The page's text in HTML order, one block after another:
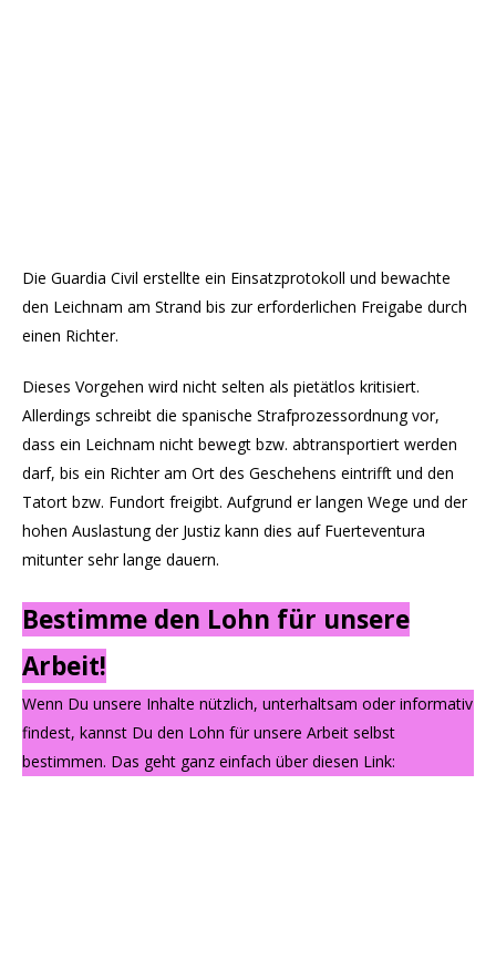
Die Guardia Civil erstellte ein Einsatzprotokoll und bewachte
den Leichnam am Strand bis zur erforderlichen Freigabe durch
einen Richter.
Dieses Vorgehen wird nicht selten als pietätlos kritisiert.
Allerdings schreibt die spanische Strafprozessordnung vor,
dass ein Leichnam nicht bewegt bzw. abtransportiert werden
darf, bis ein Richter am Ort des Geschehens eintrifft und den
Tatort bzw. Fundort freigibt. Aufgrund er langen Wege und der
hohen Auslastung der Justiz kann dies auf Fuerteventura
mitunter sehr lange dauern.
Bestimme den Lohn für unsere
Arbeit!
Wenn Du unsere Inhalte nützlich, unterhaltsam oder informativ
findest, kannst Du den Lohn für unsere Arbeit selbst
bestimmen. Das geht ganz einfach über diesen Link: